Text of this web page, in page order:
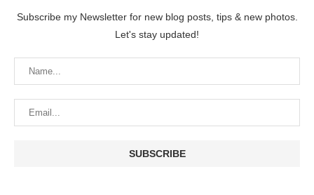
Subscribe my Newsletter for new blog posts, tips & new photos.
Let's stay updated!